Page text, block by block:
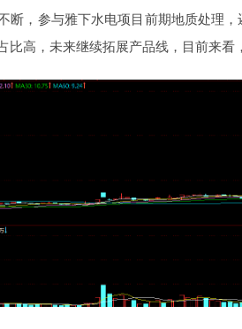
断，参与雅下水电项目前期地质处理
比高，未来继续拓展产品线，目前来看